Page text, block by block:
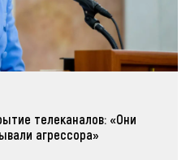
телеканалов: «Они
агрессора»